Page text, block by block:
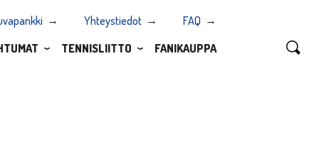
Yhteystiedot
FAQ
TENNISLIITTO FANIKAUPPA